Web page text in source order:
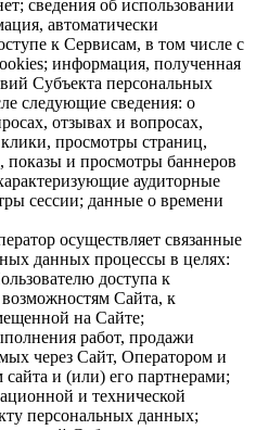
сведения об использовании
автоматически
к Сервисам, в том числе с
информация, полученная
Субъекта персональных
следующие сведения: о
отзывах и вопросах,
клики, просмотры страниц,
показы и просмотры баннеров
аудиторные
сессии; данные о времени
осуществляет связанные
данных процессы в целях:
доступа к
Сайта, к
на Сайте;
работ, продажи
через Сайт, Оператором и
и (или) его партнерами;
и технической
персональных данных;